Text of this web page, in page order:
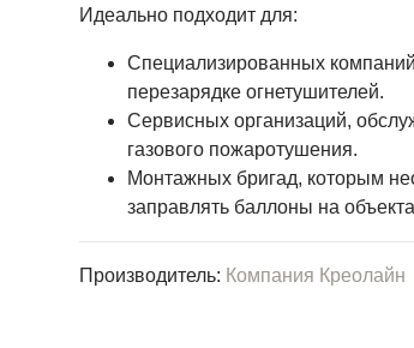
Идеально подходит для:
Специализированных
перезарядке огнетушителей.
Сервисных организаций,
газового пожаротушения.
Монтажных бригад, которым
заправлять баллоны на
Производитель: Компания Креолайн